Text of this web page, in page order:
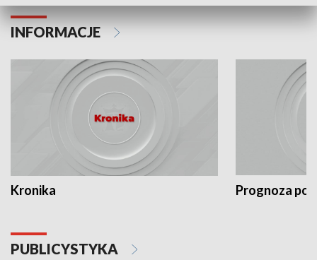
INFORMACJE
Kronika Prognoza
PUBLICYSTYKA